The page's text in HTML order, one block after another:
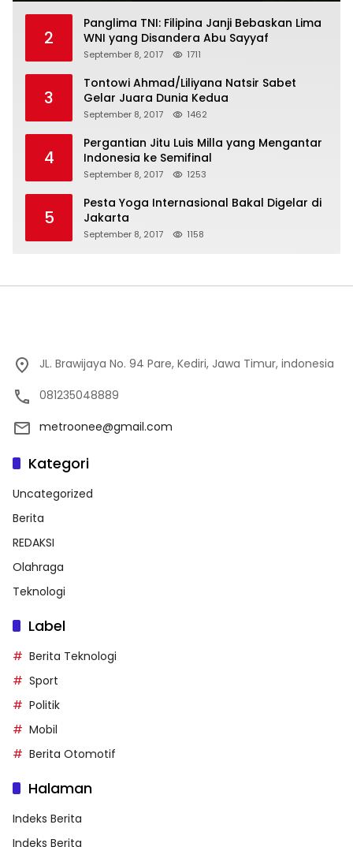
2
Panglima TNI: Filipina Janji Bebaskan Lima
WNI yang Disandera Abu Sayyaf
September 8, 2017 1711
3
Tontowi Ahmad/Liliyana Natsir Sabet
Gelar Juara Dunia Kedua
September 8, 2017 1462
4
Pergantian Jitu Luis Milla yang Mengantar
Indonesia ke Semifinal
September 8, 2017 1253
5
Pesta Yoga Internasional Bakal Digelar di
Jakarta
September 8, 2017 1158
JL. Brawijaya No. 94 Pare, Kediri, Jawa Timur, indonesia
081235048889
metroonee@gmail.com
Kategori
Uncategorized
Berita
REDAKSI
Olahraga
Teknologi
Label
Berita Teknologi
Sport
Politik
Mobil
Berita Otomotif
Halaman
Indeks Berita
Indeks Berita